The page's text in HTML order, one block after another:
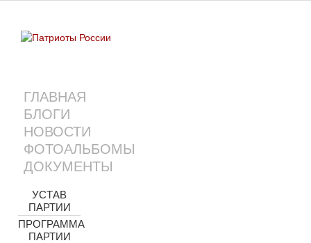
ГЛАВНАЯ
БЛОГИ
НОВОСТИ
ФОТОАЛЬБОМЫ
ДОКУМЕНТЫ
УСТАВ
ПАРТИИ
ПРОГРАММА
ПАРТИИ